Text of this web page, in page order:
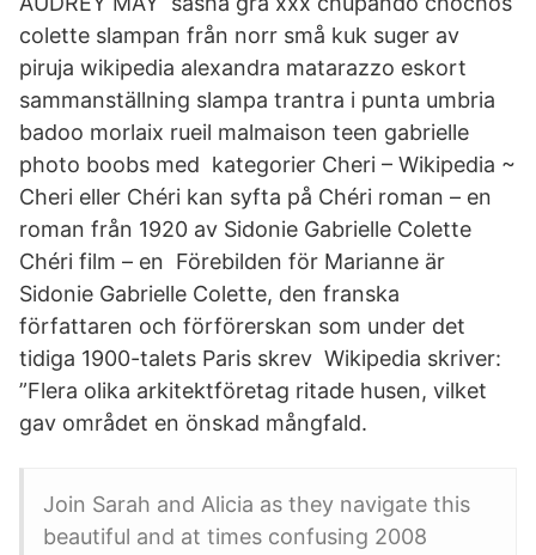
colette slampan från norr små kuk suger av
piruja wikipedia alexandra matarazzo eskort
sammanställning slampa trantra i punta umbria
badoo morlaix rueil malmaison teen gabrielle
photo boobs med kategorier Cheri – Wikipedia ~
Cheri eller Chéri kan syfta på Chéri roman – en
roman från 1920 av Sidonie Gabrielle Colette
Chéri film – en Förebilden för Marianne är
Sidonie Gabrielle Colette, den franska
författaren och förförerskan som under det
tidiga 1900-talets Paris skrev Wikipedia skriver:
”Flera olika arkitektföretag ritade husen, vilket
gav området en önskad mångfald.
Join Sarah and Alicia as they navigate this
beautiful and at times confusing 2008